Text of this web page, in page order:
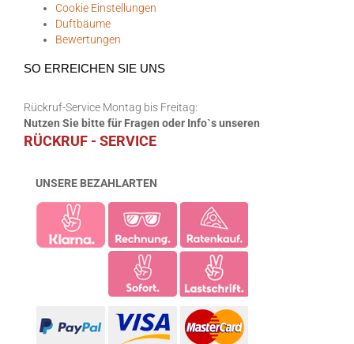
Cookie Einstellungen
Duftbäume
Bewertungen
SO ERREICHEN SIE UNS
Rückruf-Service Montag bis Freitag:
Nutzen Sie bitte für Fragen oder Info`s unseren
RÜCKRUF - SERVICE
UNSERE BEZAHLARTEN